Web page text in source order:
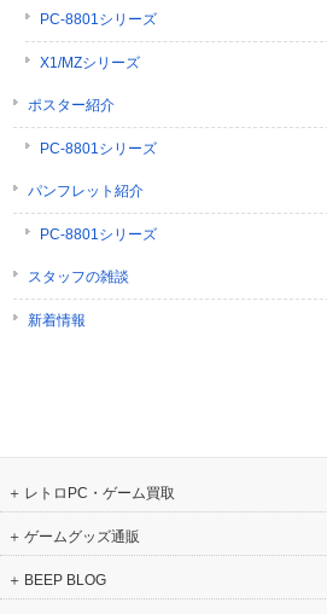
PC-8801シリーズ
X1/MZシリーズ
ポスター紹介
PC-8801シリーズ
パンフレット紹介
PC-8801シリーズ
スタッフの雑談
新着情報
レトロPC・ゲーム買取
ゲームグッズ通販
BEEP BLOG